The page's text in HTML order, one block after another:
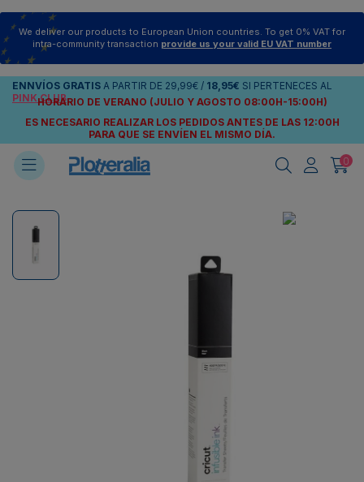
We deliver our products to European Union countries. To get 0% VAT for
intra-community transaction provide us your valid EU VAT number
ENNVÍOS GRATIS A PARTIR DE 29,99€ / 18,95€ SI PERTENECES AL
PINK CLUB
HORARIO DE VERANO (JULIO Y AGOSTO 08:00H-15:00H)
ES NECESARIO REALIZAR LOS PEDIDOS ANTES DE LAS 12:00H
PARA QUE SE ENVÍEN EL MISMO DÍA.
0